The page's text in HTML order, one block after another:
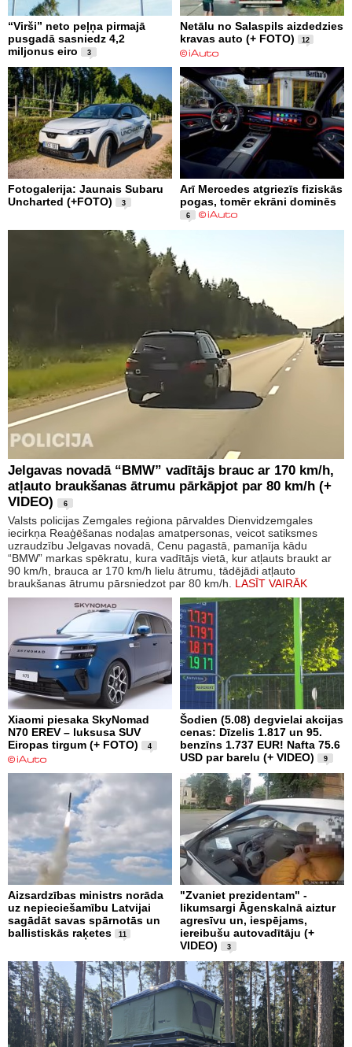
“Virši” neto peļņa pirmajā
pusgadā sasniedz 4,2
miljonus eiro
3
Netālu no Salaspils aizdedzies
kravas auto (+ FOTO)
12
Fotogalerija: Jaunais Subaru
Uncharted (+FOTO)
3
Arī Mercedes atgriezīs fiziskās
pogas, tomēr ekrāni dominēs
6
Jelgavas novadā “BMW” vadītājs brauc ar 170 km/h,
atļauto braukšanas ātrumu pārkāpjot par 80 km/h (+
VIDEO)
6
Valsts policijas Zemgales reģiona pārvaldes Dienvidzemgales
iecirkņa Reaģēšanas nodaļas amatpersonas, veicot satiksmes
uzraudzību Jelgavas novadā, Cenu pagastā, pamanīja kādu
“BMW” markas spēkratu, kura vadītājs vietā, kur atļauts braukt ar
90 km/h, brauca ar 170 km/h lielu ātrumu, tādējādi atļauto
braukšanas ātrumu pārsniedzot par 80 km/h. LASĪT VAIRĀK
Xiaomi piesaka SkyNomad
N70 EREV – luksusa SUV
Eiropas tirgum (+ FOTO)
4
Šodien (5.08) degvielai akcijas
cenas: Dīzelis 1.817 un 95.
benzīns 1.737 EUR! Nafta 75.6
USD par barelu (+ VIDEO)
9
Aizsardzības ministrs norāda
uz nepieciešamību Latvijai
sagādāt savas spārnotās un
ballistiskās raķetes
11
"Zvaniet prezidentam" -
likumsargi Āgenskalnā aiztur
agresīvu un, iespējams,
iereibušu autovadītāju (+
VIDEO)
3